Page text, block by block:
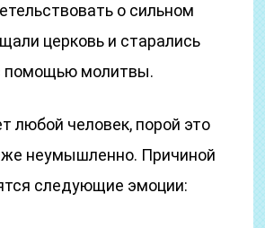
о сильном
церковь и старались
помощью молитвы.
любой человек, порой это
неумышленно. Причиной
следующие эмоции: